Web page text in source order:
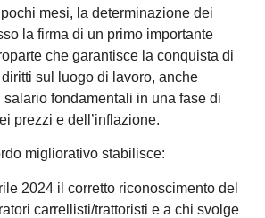
mesi, la determinazione dei
la firma di un primo importante
che garantisce la conquista di
sul luogo di lavoro, anche
fondamentali in una fase di
prezzi e dell’inflazione.
migliorativo stabilisce:
2024 il corretto riconoscimento del
carrellisti/trattoristi e a chi svolge